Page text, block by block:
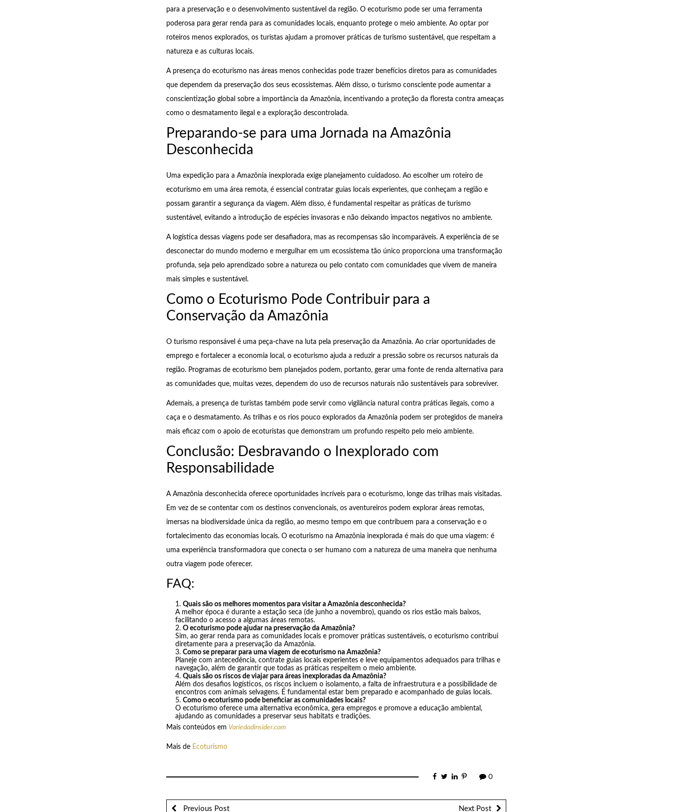
para a preservação e o desenvolvimento sustentável da região. O ecoturismo pode ser uma ferramenta
poderosa para gerar renda para as comunidades locais, enquanto protege o meio ambiente. Ao optar por
roteiros menos explorados, os turistas ajudam a promover práticas de turismo sustentável, que respeitam a
natureza e as culturas locais.
A presença do ecoturismo nas áreas menos conhecidas pode trazer benefícios diretos para as comunidades
que dependem da preservação dos seus ecossistemas. Além disso, o turismo consciente pode aumentar a
conscientização global sobre a importância da Amazônia, incentivando a proteção da floresta contra ameaças
como o desmatamento ilegal e a exploração descontrolada.
Preparando-se para uma Jornada na Amazônia
Desconhecida
Uma expedição para a Amazônia inexplorada exige planejamento cuidadoso. Ao escolher um roteiro de
ecoturismo em uma área remota, é essencial contratar guias locais experientes, que conheçam a região e
possam garantir a segurança da viagem. Além disso, é fundamental respeitar as práticas de turismo
sustentável, evitando a introdução de espécies invasoras e não deixando impactos negativos no ambiente.
A logística dessas viagens pode ser desafiadora, mas as recompensas são incomparáveis. A experiência de se
desconectar do mundo moderno e mergulhar em um ecossistema tão único proporciona uma transformação
profunda, seja pelo aprendizado sobre a natureza ou pelo contato com comunidades que vivem de maneira
mais simples e sustentável.
Como o Ecoturismo Pode Contribuir para a
Conservação da Amazônia
O turismo responsável é uma peça-chave na luta pela preservação da Amazônia. Ao criar oportunidades de
emprego e fortalecer a economia local, o ecoturismo ajuda a reduzir a pressão sobre os recursos naturais da
região. Programas de ecoturismo bem planejados podem, portanto, gerar uma fonte de renda alternativa para
as comunidades que, muitas vezes, dependem do uso de recursos naturais não sustentáveis para sobreviver.
Ademais, a presença de turistas também pode servir como vigilância natural contra práticas ilegais, como a
caça e o desmatamento. As trilhas e os rios pouco explorados da Amazônia podem ser protegidos de maneira
mais eficaz com o apoio de ecoturistas que demonstram um profundo respeito pelo meio ambiente.
Conclusão: Desbravando o Inexplorado com
Responsabilidade
A Amazônia desconhecida oferece oportunidades incríveis para o ecoturismo, longe das trilhas mais visitadas.
Em vez de se contentar com os destinos convencionais, os aventureiros podem explorar áreas remotas,
imersas na biodiversidade única da região, ao mesmo tempo em que contribuem para a conservação e o
fortalecimento das economias locais. O ecoturismo na Amazônia inexplorada é mais do que uma viagem: é
uma experiência transformadora que conecta o ser humano com a natureza de uma maneira que nenhuma
outra viagem pode oferecer.
FAQ:
Quais são os melhores momentos para visitar a Amazônia desconhecida?
A melhor época é durante a estação seca (de junho a novembro), quando os rios estão mais baixos,
facilitando o acesso a algumas áreas remotas.
O ecoturismo pode ajudar na preservação da Amazônia?
Sim, ao gerar renda para as comunidades locais e promover práticas sustentáveis, o ecoturismo contribui
diretamente para a preservação da Amazônia.
Como se preparar para uma viagem de ecoturismo na Amazônia?
Planeje com antecedência, contrate guias locais experientes e leve equipamentos adequados para trilhas e
navegação, além de garantir que todas as práticas respeitem o meio ambiente.
Quais são os riscos de viajar para áreas inexploradas da Amazônia?
Além dos desafios logísticos, os riscos incluem o isolamento, a falta de infraestrutura e a possibilidade de
encontros com animais selvagens. É fundamental estar bem preparado e acompanhado de guias locais.
Como o ecoturismo pode beneficiar as comunidades locais?
O ecoturismo oferece uma alternativa econômica, gera empregos e promove a educação ambiental,
ajudando as comunidades a preservar seus habitats e tradições.
Mais conteúdos em Variedadinsider.com
Mais de Ecoturismo
0
Previous Post Next Post